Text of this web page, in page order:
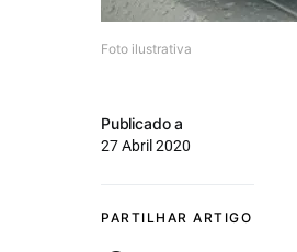
Foto ilustrativa
Publicado a
27 Abril 2020
PARTILHAR ARTIGO